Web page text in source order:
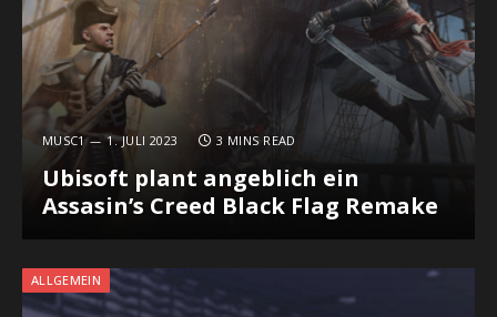
MUSC1 1. JULI 2023 3 MINS READ
Ubisoft plant angeblich ein
Assasin’s Creed Black Flag Remake
ALLGEMEIN